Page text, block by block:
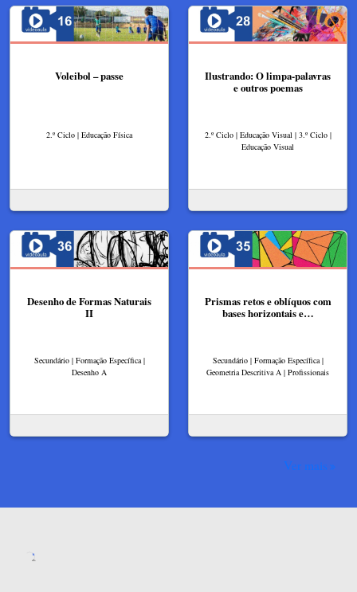
Voleibol – passe
2.º Ciclo | Educação Física
Ilustrando: O limpa-palavras
e outros poemas
2.º Ciclo | Educação Visual | 3.º Ciclo |
Educação Visual
Desenho de Formas Naturais
II
Secundário | Formação Específica |
Desenho A
Prismas retos e oblíquos com
bases horizontais e…
Secundário | Formação Específica |
Geometria Descritiva A | Profissionais
Ver mais